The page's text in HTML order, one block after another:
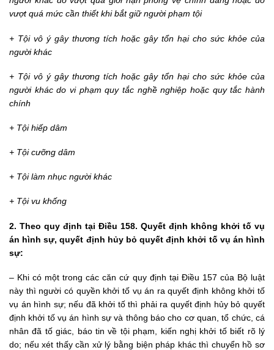
vượt quá mức cần thiết khi bắt giữ người phạm tội
+ Tội vô ý gây thương tích hoặc gây tổn hại cho sức khỏe của
người khác
+ Tội vô ý gây thương tích hoặc gây tổn hại cho sức khỏe của
người khác do vi phạm quy tắc nghề nghiệp hoặc quy tắc hành
chính
+ Tội hiếp dâm
+ Tội cưỡng dâm
+ Tội làm nhục người khác
+ Tội vu khống
2. Theo quy định tại Điều 158. Quyết định không khởi tố vụ
án hình sự, quyết định hủy bỏ quyết định khởi tố vụ án hình
sự:
– Khi có một trong các căn cứ quy định tại Điều 157 của Bộ luật
này thì người có quyền khởi tố vụ án ra quyết định không khởi tố
vụ án hình sự; nếu đã khởi tố thì phải ra quyết định hủy bỏ quyết
định khởi tố vụ án hình sự và thông báo cho cơ quan, tổ chức, cá
nhân đã tố giác, báo tin về tội phạm, kiến nghị khởi tố biết rõ lý
do; nếu xét thấy cần xử lý bằng biện pháp khác thì chuyển hồ sơ